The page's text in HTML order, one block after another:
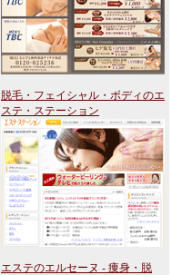
脱毛・フェイシャル・ボディのエ
ステ・ステーション
エステのエルセーヌ - 痩身・脱